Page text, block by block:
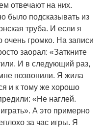
отвечают на них.
было подсказывать из
труба. И если я
громко. На записи
заорал: «Заткните
И в следующий раз,
позвонили. Я жила
и к тому же хорошо
«Не наглей.
А это примерно
за час игры. Я